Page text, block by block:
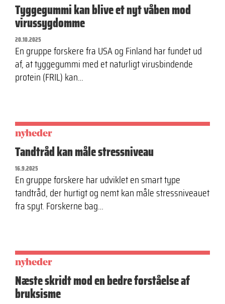
Tyggegummi kan blive et nyt våben mod
virussygdomme
20.10.2025
En gruppe forskere fra USA og Finland har fundet ud
af, at tyggegummi med et naturligt virusbindende
protein (FRIL) kan…
nyheder
Tandtråd kan måle stressniveau
16.9.2025
En gruppe forskere har udviklet en smart type
tandtråd, der hurtigt og nemt kan måle stressniveauet
fra spyt. Forskerne bag…
nyheder
Næste skridt mod en bedre forståelse af
bruksisme